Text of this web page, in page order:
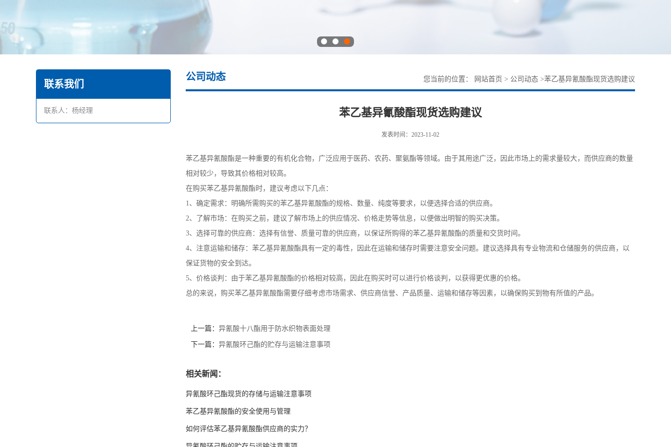
联系我们
联系人：杨经理
公司动态 您当前的位置： 网站首页 > 公司动态 >苯乙基异氰酸酯现货选购建议
苯乙基异氰酸酯现货选购建议
发表时间：2023-11-02
苯乙基异氰酸酯是一种重要的有机化合物，广泛应用于医药、农药、聚氨酯等领域。由于其用途广泛，因此市场上的需求量较大，而供应商的数量
相对较少，导致其价格相对较高。
在购买苯乙基异氰酸酯时，建议考虑以下几点：
1、确定需求：明确所需购买的苯乙基异氰酸酯的规格、数量、纯度等要求，以便选择合适的供应商。
2、了解市场：在购买之前，建议了解市场上的供应情况、价格走势等信息，以便做出明智的购买决策。
3、选择可靠的供应商：选择有信誉、质量可靠的供应商，以保证所购得的苯乙基异氰酸酯的质量和交货时间。
4、注意运输和储存：苯乙基异氰酸酯具有一定的毒性，因此在运输和储存时需要注意安全问题。建议选择具有专业物流和仓储服务的供应商，以
保证货物的安全到达。
5、价格谈判：由于苯乙基异氰酸酯的价格相对较高，因此在购买时可以进行价格谈判，以获得更优惠的价格。
总的来说，购买苯乙基异氰酸酯需要仔细考虑市场需求、供应商信誉、产品质量、运输和储存等因素，以确保购买到物有所值的产品。
上一篇： 异氰酸十八酯用于防水织物表面处理
下一篇： 异氰酸环己酯的贮存与运输注意事项
相关新闻：
异氰酸环己酯现货的存储与运输注意事项
苯乙基异氰酸酯的安全使用与管理
如何评估苯乙基异氰酸酯供应商的实力？